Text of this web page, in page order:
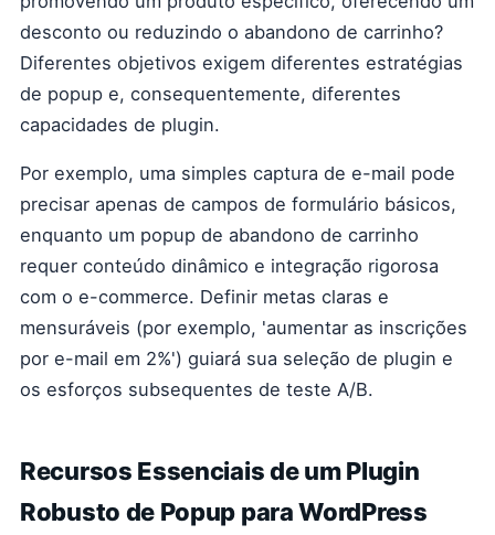
desconto ou reduzindo o abandono de carrinho?
Diferentes objetivos exigem diferentes estratégias
de popup e, consequentemente, diferentes
capacidades de plugin.
Por exemplo, uma simples captura de e-mail pode
precisar apenas de campos de formulário básicos,
enquanto um popup de abandono de carrinho
requer conteúdo dinâmico e integração rigorosa
com o e-commerce. Definir metas claras e
mensuráveis (por exemplo, 'aumentar as inscrições
por e-mail em 2%') guiará sua seleção de plugin e
os esforços subsequentes de teste A/B.
Recursos Essenciais de um Plugin
Robusto de Popup para WordPress